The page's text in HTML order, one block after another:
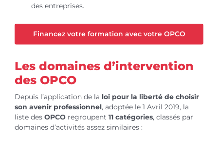
des entreprises.
Financez votre formation avec votre OPCO
Les domaines d’intervention
des OPCO
Depuis l’application de la loi pour la liberté de choisir
son avenir professionnel, adoptée le 1 Avril 2019, la
liste des OPCOregroupent 11 catégories, classés par
domaines d’activités assez similaires :